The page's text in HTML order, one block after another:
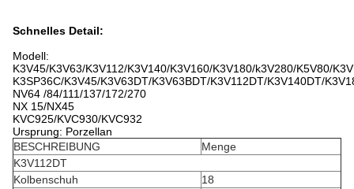
Schnelles Detail:
Modell:
K3V45/K3V63/K3V112/K3V140/K3V160/K3V180/k3V280/K5V80/
K3SP36C/K3V45/K3V63DT/K3V63BDT/K3V112DT/K3V140DT/
NV64 /84/111/137/172/270
NX 15/NX45
KVC925/KVC930/KVC932
Ursprung: Porzellan
BESCHREIBUNG
Menge
K3V112DT
Kolbenschuh
18